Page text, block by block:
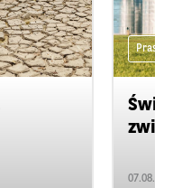
Prasa
07.08.2026